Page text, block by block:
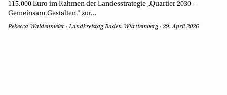
115.000 Euro im Rahmen der Landesstrategie „Quartier 2030 –
Gemeinsam.Gestalten.“ zur...
Rebecca Waldenmeier · Landkreistag Baden-Württemberg · 29. April 2026